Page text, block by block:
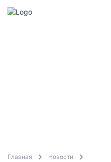
Главная
Новости